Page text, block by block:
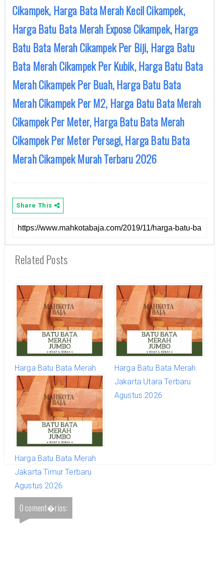
Cikampek, Harga Bata Merah Kecil Cikampek,
Harga Batu Bata Merah Expose Cikampek, Harga
Batu Bata Merah Cikampek Per Biji, Harga Batu
Bata Merah Cikampek Per Kubik, Harga Batu Bata
Merah Cikampek Per Buah, Harga Batu Bata
Merah Cikampek Per M2, Harga Batu Bata Merah
Cikampek Per Meter, Harga Batu Bata Merah
Cikampek Per Meter Persegi, Harga Batu Bata
Merah Cikampek Murah Terbaru 2026
Share This
Related Posts
Harga Batu Bata Merah
Jakarta Terbaru Agustus
2026
Harga Batu Bata Merah
Jakarta Utara Terbaru
Agustus 2026
Harga Batu Bata Merah
Jakarta Timur Terbaru
Agustus 2026
0 coment�rios: